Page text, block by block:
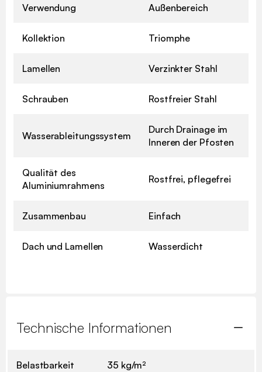
Verwendung Außenbereich
Kollektion Triomphe
Lamellen Verzinkter Stahl
Schrauben Rostfreier Stahl
Wasserableitungssystem
Durch Drainage im
Inneren der Pfosten
Qualität des
Aluminiumrahmens
Rostfrei, pflegefrei
Zusammenbau Einfach
Dach und Lamellen Wasserdicht
Technische Informationen
Belastbarkeit 35 kg/m²